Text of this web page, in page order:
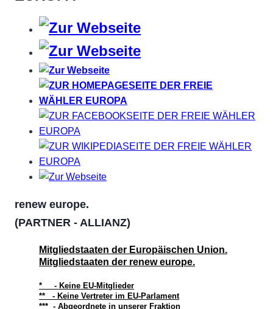
renew europe.
(PARTNER - ALLIANZ)
Mitgliedstaaten der Europäischen Union.
Mitgliedstaaten der renew europe.
* - Keine EU-Mitglieder
** - Keine Vertreter im EU-Parlament
*** - Abgeordnete in unserer Fraktion